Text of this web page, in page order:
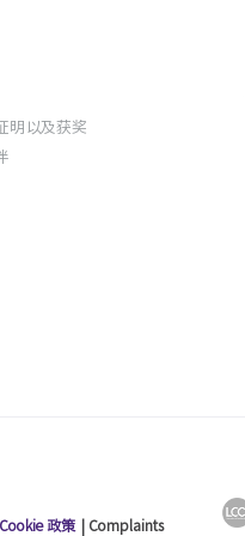
明以及获奖
Cookie 政策| Complaints